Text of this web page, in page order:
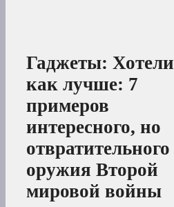
Гаджеты: Хотели
как лучше: 7
примеров
интересного, но
отвратительного
оружия Второй
мировой войны